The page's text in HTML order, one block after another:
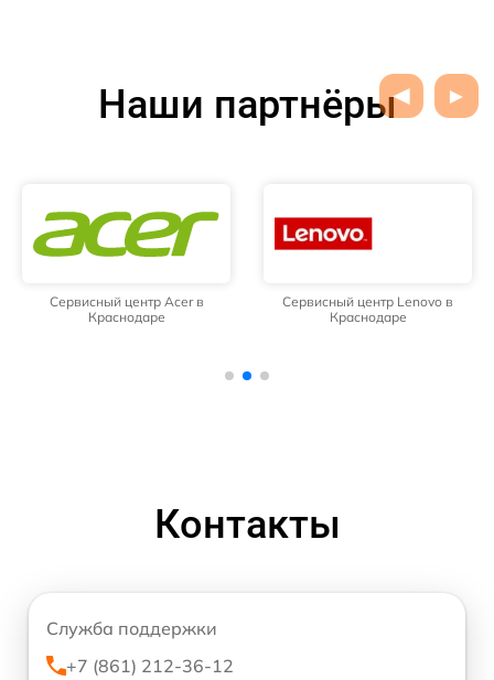
Наши партнёры
Сервисный центр Acer в
Краснодаре
Сервисный центр Lenovo в
Краснодаре
Контакты
Служба поддержки
+7 (861) 212-36-12